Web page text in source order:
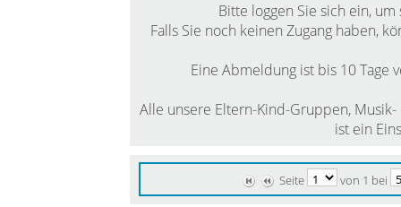
Bitte loggen Sie sich ein, um
Falls Sie noch keinen Zugang haben,
Eine Abmeldung ist bis 10 Tage
Alle unsere Eltern-Kind-Gruppen,
ist ein
Seite von 1 bei